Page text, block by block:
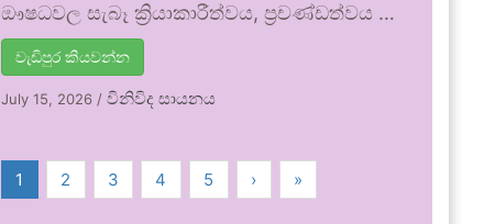
ඖෂධවල සැබෑ ක්‍රියාකාරීත්වය, ප්‍රචණ්ඩත්වය …
වැඩිපුර කියවන්න
July 15, 2026 /විනිවිද සායනය
1 2 3 4 5 › »